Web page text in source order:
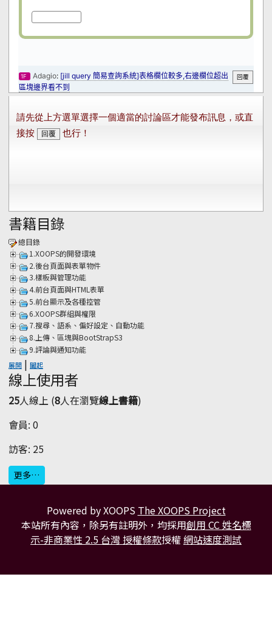
書籍目錄
總目錄
1.XOOPS的開發環境
2.後台頁面與表單物件
3.樣板與管理功能
4.前台頁面與HTML表單
5.前台顯示及各種控管
6.XOOPS群組與權限
7.搜尋、語系、偏好設定、自動功能
8.上傳、區塊與BootStrapS3
9.評論與通知功能
展開 | 闔起
線上使用者
25人線上 (8人在瀏覽線上書籍)
會員: 0
訪客: 25
更多…
Powered by XOOPS The XOOPS Project
本站所有內容，除另有註明外，均採用創用 CC 姓名標
示-非商業性 2.5 台灣 授權條款授權網站速度測試